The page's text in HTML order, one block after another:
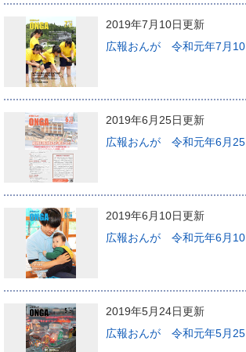
2019年7月10日更新
広報おんが 令和元年7月
2019年6月25日更新
広報おんが 令和元年6月
2019年6月10日更新
広報おんが 令和元年6月
2019年5月24日更新
広報おんが 令和元年5月